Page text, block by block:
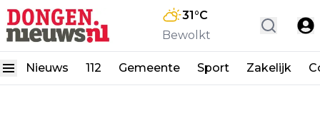
31°C
Bewolkt
Nieuws 112 Gemeente Sport Zakelijk